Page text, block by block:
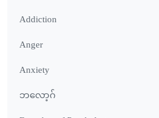
Addiction
Anger
Anxiety
ဘလော့ဂ်